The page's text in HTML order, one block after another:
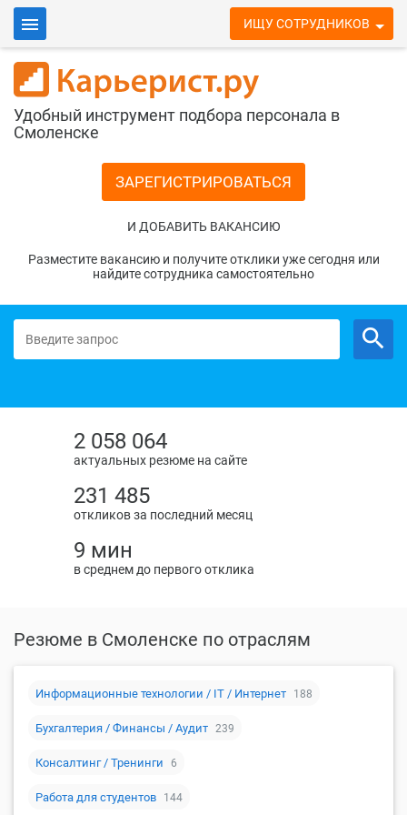
ИЩУ СОТРУДНИКОВ
Войти
Работа в Смоленске
Удобный инструмент подбора персонала в
Смоленске
ЗАРЕГИСТРИРОВАТЬСЯ
И ДОБАВИТЬ ВАКАНСИЮ
Разместите вакансию и получите отклики уже сегодня или
найдите сотрудника самостоятельно
2 058 064
актуальных резюме на сайте
231 485
откликов за последний месяц
9 мин
в среднем до первого отклика
Резюме в Смоленске по отраслям
Информационные технологии / IT / Интернет 188
Бухгалтерия / Финансы / Аудит 239
Консалтинг / Тренинги 6
Работа для студентов 144